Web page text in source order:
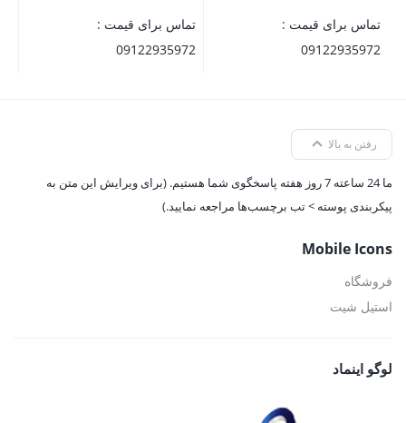
تماس برای قیمت :
09122935972
تماس برای قیمت :
09122935972
رفتن به بالا
ما 24 ساعته 7 روز هفته پاسخگوی شما هستیم. (برای ویرایش این متن به
پیکربندی پوسته > تب برچسب‌ها مراجعه نمایید.)
Mobile Icons
فروشگاه
استیل شیت
لوگو اینماد